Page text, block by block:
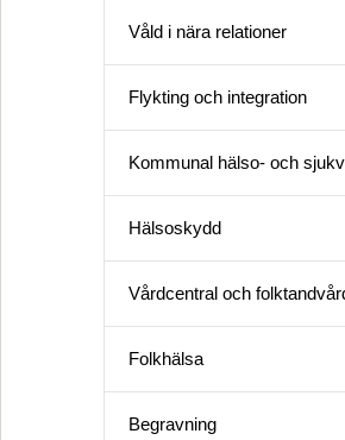
Våld i nära relationer
Flykting och integration
Kommunal hälso- och
Hälsoskydd
Vårdcentral och
Folkhälsa
Begravning